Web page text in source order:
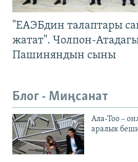
"ЕАЭБдин талаптары
жатат". Чолпон-
Пашиняндын сыны
Блог - Миңсанат
Ала-Тоо –
аралык